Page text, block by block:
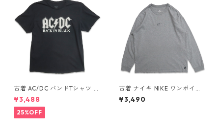
古着 AC/DC バンドTシャツ バ
ンT プリントTシャツ ブラック
表記：XL gd410397n w608
06
¥3,488
25%OFF
古着 ナイキ NIKE ワンポイン
ト ロングスリーブTシャツ ロ
ンT 杢グレー 表記：L gd40
¥3,490